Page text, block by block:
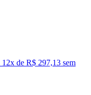
12x de R$ 297,13 sem